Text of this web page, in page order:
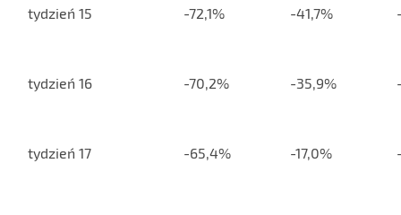
tydzień 15 -72,1% -41,7%
tydzień 16 -70,2% -35,9%
tydzień 17 -65,4% -17,0%